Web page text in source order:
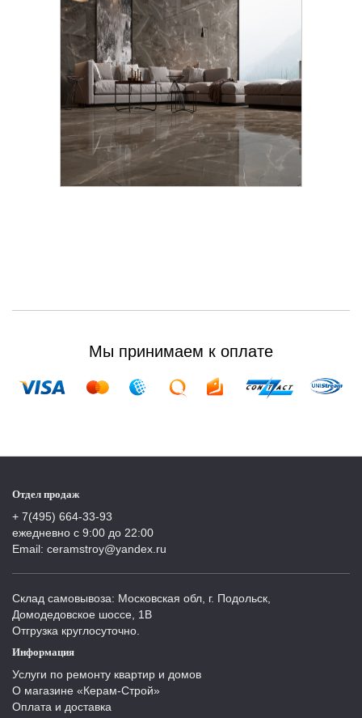
Мы принимаем к оплате
Отдел продаж
+ 7(495) 664-33-93
ежедневно с 9:00 до 22:00
Email: ceramstroy@yandex.ru
Склад самовывоза: Московская обл, г. Подольск,
Домодедовское шоссе, 1В
Отгрузка круглосуточно.
Информация
Услуги по ремонту квартир и домов
О магазине «Керам-Строй»
Оплата и доставка